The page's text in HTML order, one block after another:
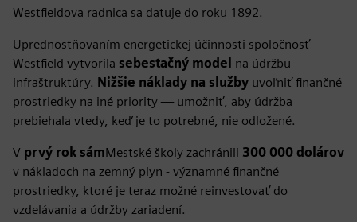
Westfieldova radnica sa datuje do roku 1892.
Uprednostňovaním energetickej účinnosti spoločnosť
Westfield vytvorila sebestačný model na údržbu
infraštruktúry. Nižšie náklady na služby uvoľniť finančné
prostriedky na iné priority — umožniť, aby údržba
prebiehala vtedy, keď je to potrebné, nie odložené.
V prvý rok sámMestské školy zachránili 300 000 dolárov
v nákladoch na zemný plyn - významné finančné
prostriedky, ktoré je teraz možné reinvestovať do
vzdelávania a údržby zariadení.